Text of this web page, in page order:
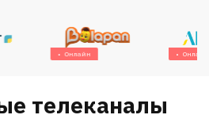
телеканалы